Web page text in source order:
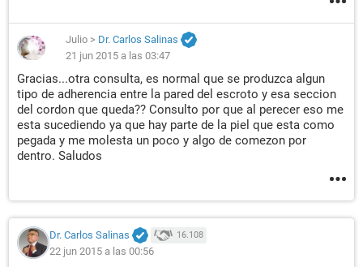
Julio > Dr. Carlos Salinas
21 jun 2015 a las 03:47
Gracias...otra consulta, es normal que se produzca algun
tipo de adherencia entre la pared del escroto y esa seccion
del cordon que queda?? Consulto por que al perecer eso me
esta sucediendo ya que hay parte de la piel que esta como
pegada y me molesta un poco y algo de comezon por
dentro. Saludos
Dr. Carlos Salinas 16.108
22 jun 2015 a las 00:56